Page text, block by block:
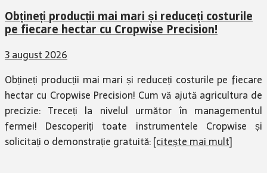
Obțineți producții mai mari și reduceți costurile
pe fiecare hectar cu Cropwise Precision!
3 august 2026
Obțineți producții mai mari și reduceți costurile pe fiecare
hectar cu Cropwise Precision! Cum vă ajută agricultura de
precizie: Treceți la nivelul următor în managementul
fermei! Descoperiți toate instrumentele Cropwise și
solicitați o demonstrație gratuită:[citește mai mult]